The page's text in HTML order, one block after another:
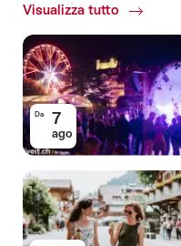
Visualizza tutto
Top
Da 7
ago